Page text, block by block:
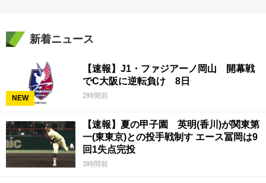
新着ニュース
NEW
【速報】J1・ファジアーノ岡山 開幕戦
でC大阪に逆転負け 8日
2時間前
【速報】夏の甲子園 英明(香川)が関東第
一(東東京)との投手戦制す エース冨岡は9
回1失点完投
3時間前